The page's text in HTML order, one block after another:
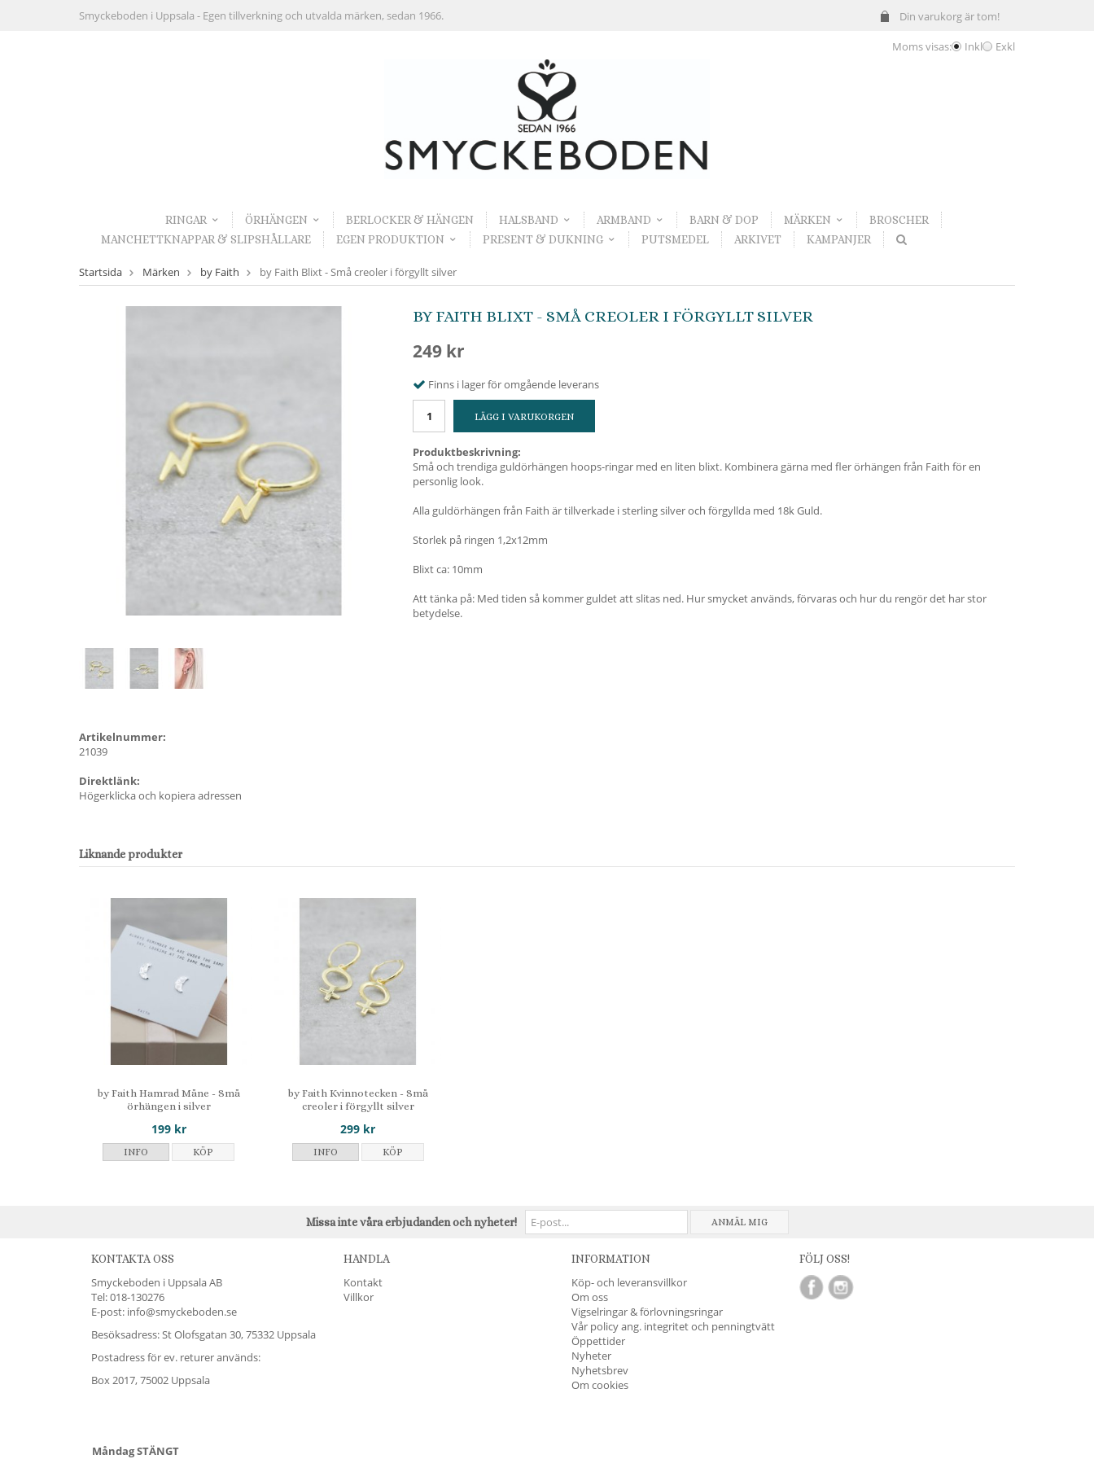
Din varukorg är tom!
Smyckeboden i Uppsala - Egen tillverkning och utvalda märken, sedan 1966.
Moms visas: Inkl Exkl
RINGAR ÖRHÄNGEN BERLOCKER & HÄNGEN HALSBAND ARMBAND BARN & DOP MÄRKEN
BROSCHER
MANCHETTKNAPPAR & SLIPSHÅLLARE
EGEN PRODUKTION PRESENT & DUKNING PUTSMEDEL ARKIVET KAMPANJER
Startsida Märken by Faith by Faith Blixt - Små creoler i förgyllt silver
BY FAITH BLIXT - SMÅ CREOLER I FÖRGYLLT SILVER
249 kr
Finns i lager för omgående leverans
LÄGG I VARUKORGEN
Produktbeskrivning:
Små och trendiga guldörhängen hoops-ringar med en liten blixt. Kombinera gärna med fler örhängen från Faith för en
personlig look.
Alla guldörhängen från Faith är tillverkade i sterling silver och förgyllda med 18k Guld.
Storlek på ringen 1,2x12mm
Blixt ca: 10mm
Att tänka på: Med tiden så kommer guldet att slitas ned. Hur smycket används, förvaras och hur du rengör det har stor
betydelse.
Artikelnummer:
21039
Direktlänk:
Högerklicka och kopiera adressen
Liknande produkter
by Faith Hamrad Måne - Små
örhängen i silver
199 kr
INFO KÖP
by Faith Kvinnotecken - Små
creoler i förgyllt silver
299 kr
INFO KÖP
Missa inte våra erbjudanden och nyheter! ANMÄL MIG
KONTAKTA OSS
Smyckeboden i Uppsala AB
Tel:018-130276
E-post: info@smyckeboden.se
Besöksadress: St Olofsgatan 30, 75332 Uppsala
Postadress för ev. returer används:
Box 2017, 75002 Uppsala
Måndag STÄNGT
HANDLA
Kontakt
Villkor
INFORMATION
Köp- och leveransvillkor
Om oss
Vigselringar & förlovningsringar
Vår policy ang. integritet och penningtvätt
Öppettider
Nyheter
Nyhetsbrev
Om cookies
FÖLJ OSS!